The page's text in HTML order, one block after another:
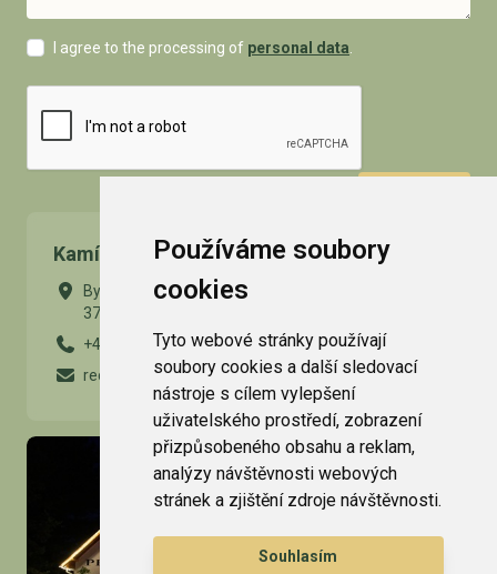
Používáme soubory
cookies
Tyto webové stránky používají
soubory cookies a další sledovací
nástroje s cílem vylepšení
uživatelského prostředí, zobrazení
přizpůsobeného obsahu a reklam,
analýzy návštěvnosti webových
stránek a zjištění zdroje návštěvnosti.
Souhlasím
I agree to the processing of personal data
Kamínek guest house
Byňov 64
373 34 Nové Hrady
+420 724 977 094
recepce@penzion-kaminek.cz